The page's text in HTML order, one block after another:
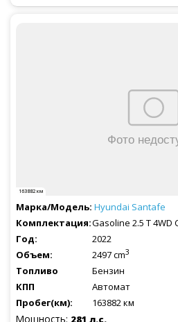
163882 км
Hyundai Santafe
Gasoline 2.5 T 4WD
2022
2497 cm3
Бензин
Автомат
163882 км
Мощность: 281 л.с.